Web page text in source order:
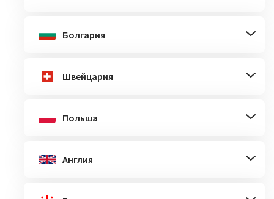
Болгария
Швейцария
Польша
Англия